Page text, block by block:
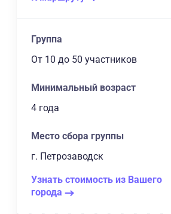
Группа
От 10 до 50 участников
Минимальный возраст
4 года
Место сбора группы
г. Петрозаводск
Узнать стоимость из Вашего
города